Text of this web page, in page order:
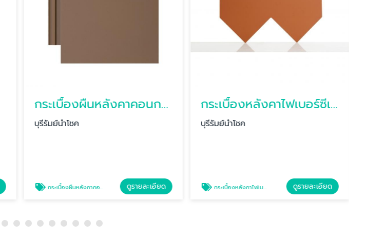
กระเบื้องผืนหลังคาคอนกรีต บุรีรัมย์
บุรีรัมย์นำโชค
กระเบื้องผืนหลังคาคอนกรีต บุรีรัมย์ ดูรายละเอียด
กระเบื้องหลังคาไฟเบอร์ซีเมนต์
บุรีรัมย์นำโชค
กระเบื้องหลังคาไฟเบอร์ซีเมนต์ ดูรายละเอียด